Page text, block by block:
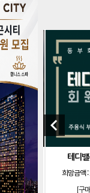
keyboard_arrow_left
원권
만원
청]
테디
희망금액 :
[구